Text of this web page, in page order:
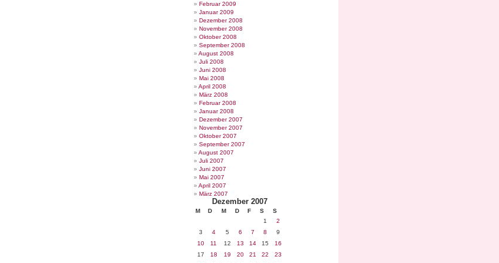
Februar 2009
Januar 2009
Dezember 2008
November 2008
Oktober 2008
September 2008
August 2008
Juli 2008
Juni 2008
Mai 2008
April 2008
März 2008
Februar 2008
Januar 2008
Dezember 2007
November 2007
Oktober 2007
September 2007
August 2007
Juli 2007
Juni 2007
Mai 2007
April 2007
März 2007
Dezember 2007
M D M D F S S
1
2
3
4 5 6 7 8
9
10
11 12 13 14 15
16
17
18 19 20 21 22
23